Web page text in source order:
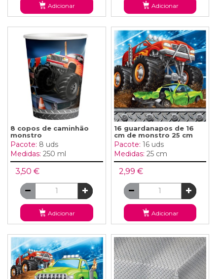
Adicionar Adicionar
8 copos de caminhão
monstro
Pacote: 8 uds
Medidas: 250 ml
3,50 €
Adicionar
16 guardanapos de 16
cm de monstro 25 cm
Pacote: 16 uds
Medidas: 25 cm
2,99 €
Adicionar